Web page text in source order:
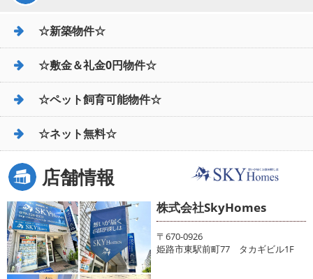
☆新築物件☆
☆敷金＆礼金0円物件☆
☆ペット飼育可能物件☆
☆ネット無料☆
店舗情報
株式会社SkyHomes
〒670-0926
姫路市東駅前町77 タカギビル1F